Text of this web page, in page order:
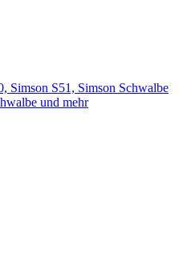
Simson S51, Simson Schwalbe
und mehr